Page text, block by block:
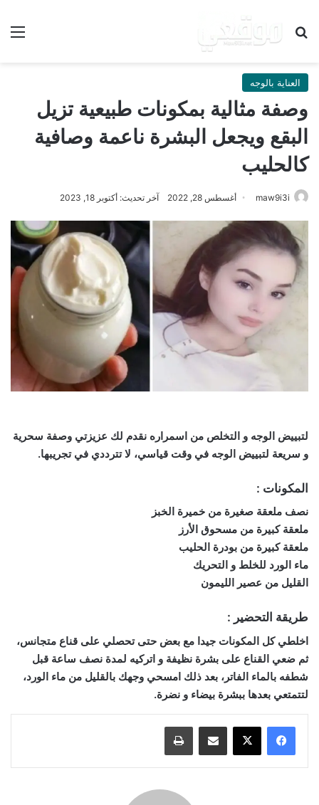
بحث عن
العناية بالوجه
وصفة مثالية بمكونات طبيعية تزيل
البقع ويجعل البشرة ناعمة وصافية
كالحليب
maw9i3i أغسطس 28, 2022 آخر تحديث: أكتوبر 18, 2023
لتبييض الوجه و التخلص من اسمراره نقدم لك عزيزتي وصفة سحرية
و سريعة لتبييض الوجه في وقت قياسي، لا تترددي في تجريبها.
المكونات :
نصف ملعقة صغيرة من خميرة الخبز
ملعقة كبيرة من مسحوق الأرز
ملعقة كبيرة من بودرة الحليب
ماء الورد للخلط و التحريك
القليل من عصير الليمون
طريقة التحضير :
اخلطي كل المكونات جيدا مع بعض حتى تحصلي على قناع متجانس،
ثم ضعي القناع على بشرة نظيفة و اتركيه لمدة نصف ساعة قبل
شطفه بالماء الفاتر، بعد ذلك امسحي وجهك بالقليل من ماء الورد،
لتتمتعي بعدها ببشرة بيضاء و نضرة.
مشاركة عبر البريد طباعة